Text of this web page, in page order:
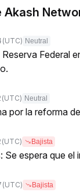
Akash
(UTC) Neutral
Reserva Federal
(UTC) Neutral
por la reforma
(UTC) Bajista
Se espera que
(UTC) Bajista